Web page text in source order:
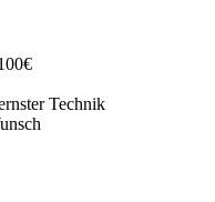
Technik